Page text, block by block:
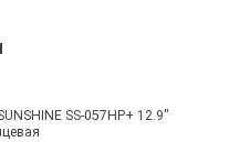
SS-057HP+ 12.9"